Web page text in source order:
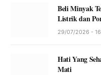
Beli Minyak
Listrik dan
29/07/2026 -
Hati Yang
Mati